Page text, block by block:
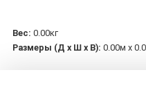
Вес: 0.00кг
Размеры (Д х Ш х В): 0.00м x